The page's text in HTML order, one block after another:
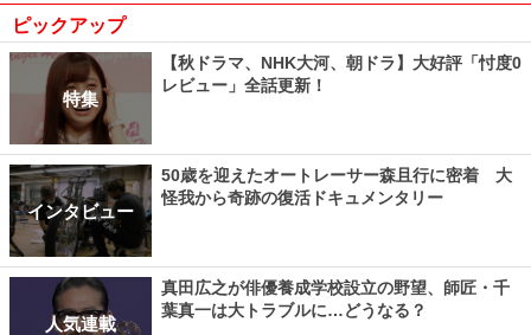
ピックアップ
特集
【秋ドラマ、NHK大河、朝ドラ】大好評「忖度0
レビュー」全話更新！
インタビュー
50歳を迎えたオートレーサー森且行に密着 大
怪我から奇跡の復活ドキュメンタリー
人気連載
真田広之が俳優養成学校設立の野望、師匠・千
葉真一は大トラブルに…どうなる？